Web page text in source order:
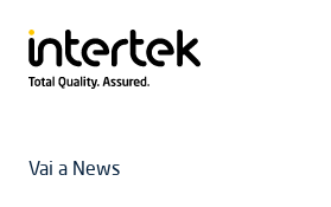
Vai a News